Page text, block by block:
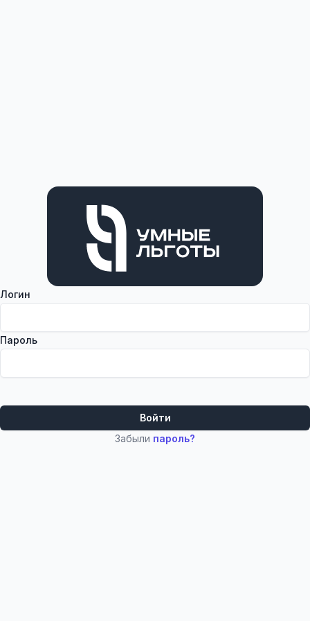
Логин
Пароль
Войти
Забыли пароль?